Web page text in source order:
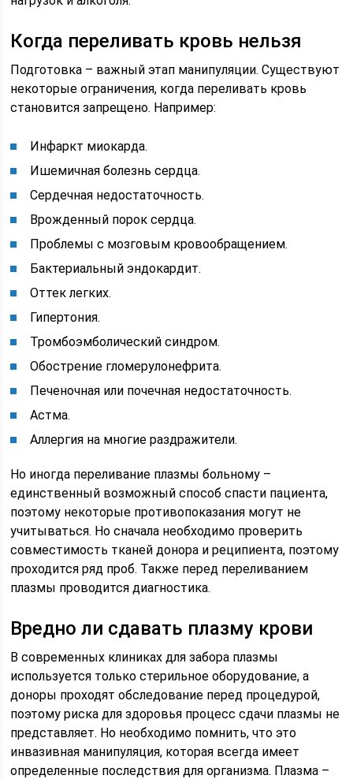
Когда переливать кровь нельзя
Подготовка – важный этап манипуляции. Существуют
некоторые ограничения, когда переливать кровь
становится запрещено. Например:
Инфаркт миокарда.
Ишемичная болезнь сердца.
Сердечная недостаточность.
Врожденный порок сердца.
Проблемы с мозговым кровообращением.
Бактериальный эндокардит.
Оттек легких.
Гипертония.
Тромбоэмболический синдром.
Обострение гломерулонефрита.
Печеночная или почечная недостаточность.
Астма.
Аллергия на многие раздражители.
Но иногда переливание плазмы больному –
единственный возможный способ спасти пациента,
поэтому некоторые противопоказания могут не
учитываться. Но сначала необходимо проверить
совместимость тканей донора и реципиента, поэтому
проходится ряд проб. Также перед переливанием
плазмы проводится диагностика.
Вредно ли сдавать плазму крови
В современных клиниках для забора плазмы
используется только стерильное оборудование, а
доноры проходят обследование перед процедурой,
поэтому риска для здоровья процесс сдачи плазмы не
представляет. Но необходимо помнить, что это
инвазивная манипуляция, которая всегда имеет
определенные последствия для организма. Плазма –